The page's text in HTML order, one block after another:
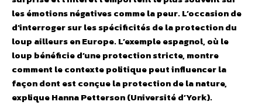
les émotions négatives comme la peur. L’occasion de
d’interroger sur les spécificités de la protection du
loup ailleurs en Europe. L’exemple espagnol, où le
loup bénéficie d’une protection stricte, montre
comment le contexte politique peut influencer la
façon dont est conçue la protection de la nature,
explique Hanna Petterson (Université d’York).